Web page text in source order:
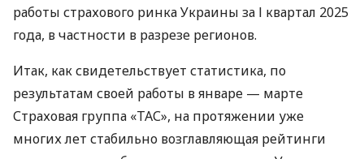
работы страхового ринка Украины за І квартал 2025
года, в частности в разрезе регионов.
Итак, как свидетельствует статистика, по
результатам своей работы в январе — марте
Страховая группа «ТАС», на протяжении уже
многих лет стабильно возглавляющая рейтинги